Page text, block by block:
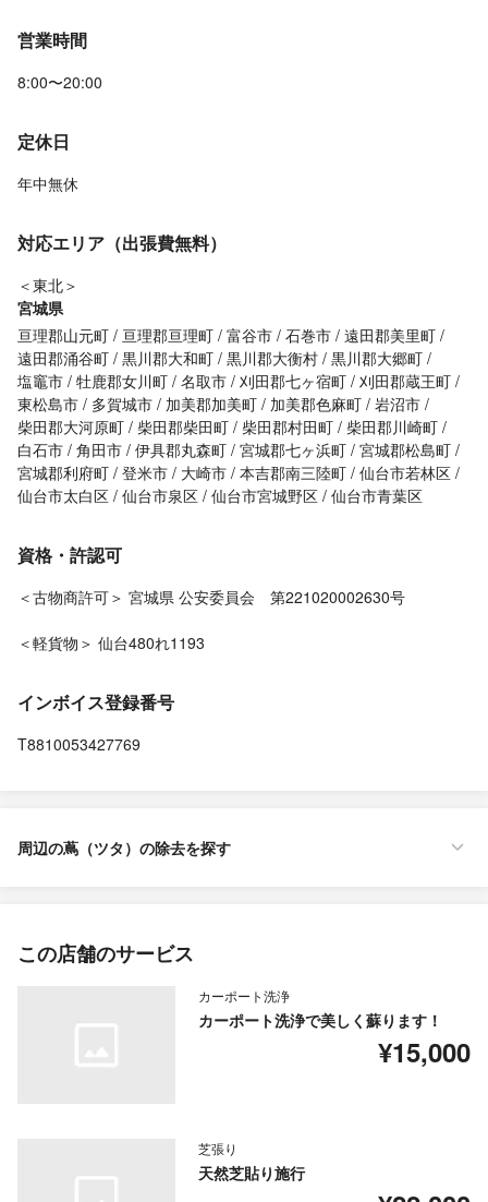
営業時間
8:00〜20:00
定休日
年中無休
対応エリア（出張費無料）
＜東北＞
宮城県
亘理郡山元町
亘理郡亘理町 富谷市 石巻市 遠田郡美里町
遠田郡涌谷町 黒川郡大和町 黒川郡大衡村 黒川郡大郷町
塩竈市 牡鹿郡女川町 名取市 刈田郡七ヶ宿町 刈田郡蔵王町
東松島市
多賀城市 加美郡加美町 加美郡色麻町 岩沼市
柴田郡大河原町
柴田郡柴田町 柴田郡村田町
柴田郡川崎町
白石市 角田市 伊具郡丸森町 宮城郡七ヶ浜町 宮城郡松島町
宮城郡利府町 登米市 大崎市 本吉郡南三陸町 仙台市若林区
仙台市太白区 仙台市泉区 仙台市宮城野区 仙台市青葉区
資格・許認可
＜古物商許可＞ 宮城県 公安委員会 第221020002630号
＜軽貨物＞ 仙台480れ1193
インボイス登録番号
T8810053427769
周辺の蔦（ツタ）の除去を探す
この店舗のサービス
カーポート洗浄
カーポート洗浄で美しく蘇ります！
¥15,000
芝張り
天然芝貼り施行